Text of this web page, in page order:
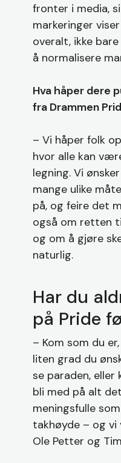
fronter i media,
markeringer
overalt, ikke
å normalisere
Hva håper dere
fra Drammen
– Vi håper folk
hvor alle kan
legning. Vi
mange ulike
på, og feire det
også om retten
og om å gjøre
naturlig.
Har du
på Pride
– Kom som du
liten grad du
se paraden, eller
bli med på alt
meningsfulle
takhøyde – og vi
Ole Petter og